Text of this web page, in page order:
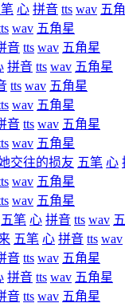
心 拼音 tts wav 五
wav 五角星
音 tts wav 五角星
拼音 tts wav 五角星
tts wav 五角星
wav 五角星
音 tts wav 五角星
wav 五角星
交往的损友 五笔 心
wav 五角星
wav 五角星
五笔 心 拼音 tts wav
五笔 心 拼音 tts wav
音 tts wav 五角星
拼音 tts wav 五角星
音 tts wav 五角星